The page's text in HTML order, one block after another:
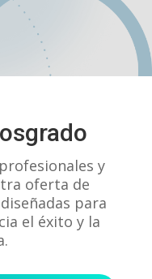
y
oferta de
para
el éxito y la